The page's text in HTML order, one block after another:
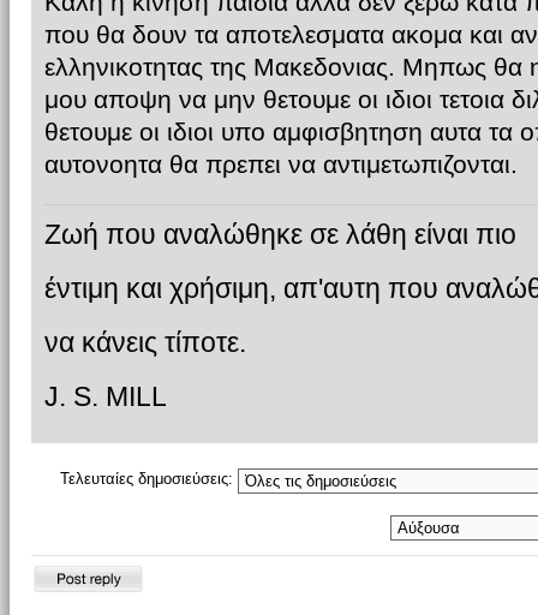
που θα δουν τα αποτελεσματα ακομα και
ελληνικοτητας της Μακεδονιας. Μηπως θα
μου αποψη να μην θετουμε οι ιδιοι τετοια
θετουμε οι ιδιοι υπο αμφισβητηση αυτα τα
αυτονοητα θα πρεπει να αντιμετωπιζονται.
Ζωή που αναλώθηκε σε λάθη είναι πιο
έντιμη και χρήσιμη, απ'αυτη που
να κάνεις τίποτε.
J. S. MILL
Τελευταίες δημοσιεύσεις:
Δημιουργία